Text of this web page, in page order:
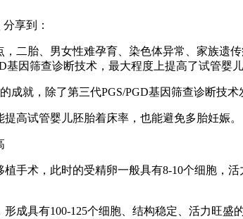
分享到：
二胎、男女性难孕育、染色体异常、家族遗
因筛查诊断技术，最大程度上提高了试管婴
成就，除了第三代PGS/PGD基因筛查诊断技
高试管婴儿胚胎着床率，也能避免多胎妊娠。
手术，此时的受精卵一般具有8-10个细胞，
成具有100-125个细胞、结构稳定、活力旺